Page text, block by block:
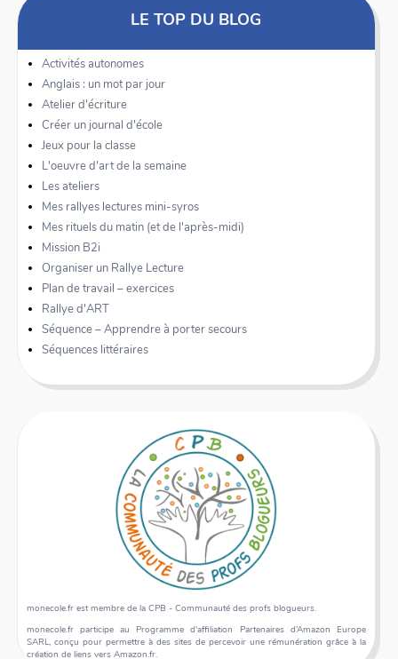
LE TOP DU BLOG
Activités autonomes
Anglais : un mot par jour
Atelier d'écriture
Créer un journal d'école
Jeux pour la classe
L'oeuvre d'art de la semaine
Les ateliers
Mes rallyes lectures mini-syros
Mes rituels du matin (et de l'après-midi)
Mission B2i
Organiser un Rallye Lecture
Plan de travail – exercices
Rallye d'ART
Séquence – Apprendre à porter secours
Séquences littéraires
monecole.fr est membre de la CPB - Communauté des profs blogueurs.
monecole.fr participe au Programme d'affiliation Partenaires d’Amazon Europe
SARL, conçu pour permettre à des sites de percevoir une rémunération grâce à la
création de liens vers Amazon.fr.